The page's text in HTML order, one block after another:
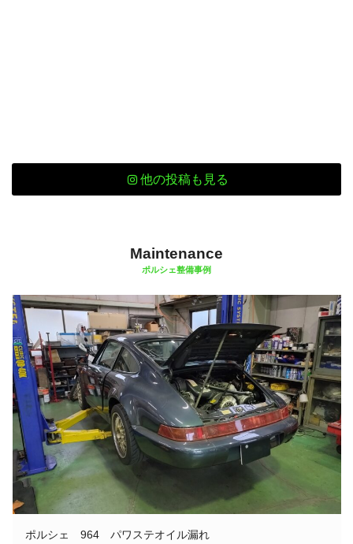
他の投稿も見る
Maintenance
ポルシェ整備事例
ポルシェ 964 パワステオイル漏れ